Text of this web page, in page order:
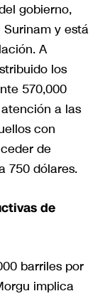
gobierno,
y está
A
los
570,000
a las
con
de
750 dólares.
de
barriles por
implica